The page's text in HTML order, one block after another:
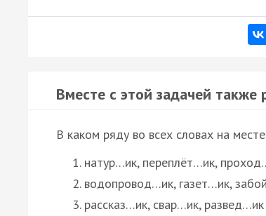
Вместе с этой задачей
В каком ряду во всех словах на
натур…ик, переплёт…ик,
водопровод…ик, газет…ик,
рассказ…ик, свар…ик, развед…ик